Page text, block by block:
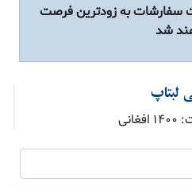
سفارشات به زودترین فرصت
شد
لبتاپ